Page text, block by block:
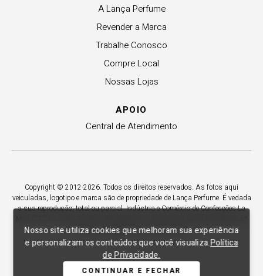
Nosso site utiliza cookies que melhoram sua experiência
e personalizam os conteúdos que você visualiza.Política
de Privacidade.
CONTINUAR E FECHAR
A Lança Perfume
Revender a Marca
Trabalhe Conosco
Compre Local
Nossas Lojas
APOIO
Central de Atendimento
Copyright © 2012-2026. Todos os direitos reservados. As fotos aqui
veiculadas, logotipo e marca são de propriedade de Lança Perfume. É vedada
a sua reprodução, total ou parcial. Indústria e Comércio de Confecções La
1925 - Vila Macarini - Criciúma/SC.